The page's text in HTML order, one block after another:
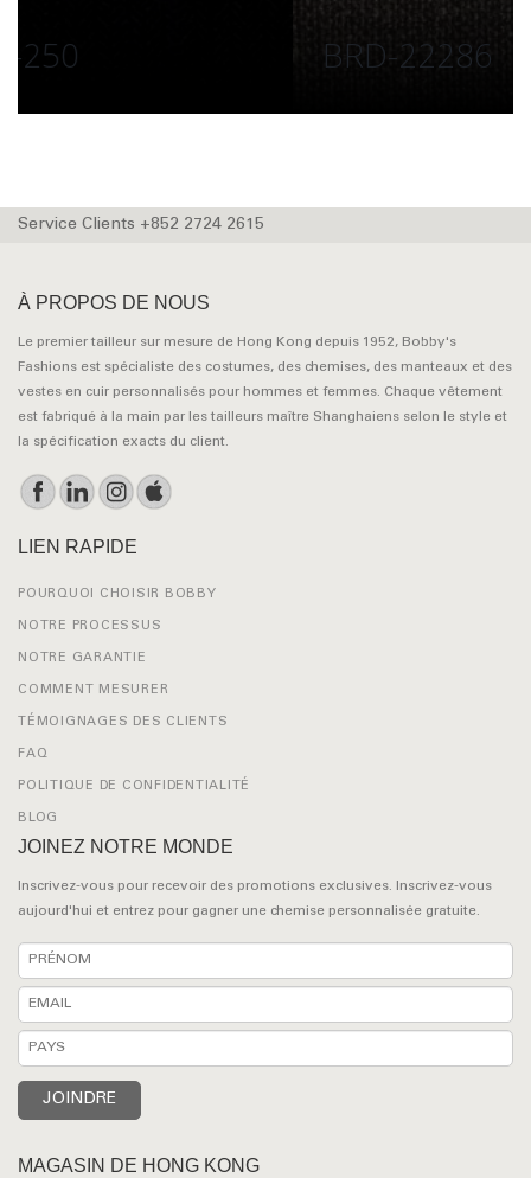
BRD-22286
Service Clients +852 2724 2615
À PROPOS DE NOUS
Le premier tailleur sur mesure de Hong Kong depuis 1952, Bobby's
Fashions est spécialiste des costumes, des chemises, des manteaux et des
vestes en cuir personnalisés pour hommes et femmes. Chaque vêtement
est fabriqué à la main par les tailleurs maître Shanghaiens selon le style et
la spécification exacts du client.
LIEN RAPIDE
POURQUOI CHOISIR BOBBY
NOTRE PROCESSUS
NOTRE GARANTIE
COMMENT MESURER
TÉMOIGNAGES DES CLIENTS
FAQ
POLITIQUE DE CONFIDENTIALITÉ
BLOG
JOINEZ NOTRE MONDE
Inscrivez-vous pour recevoir des promotions exclusives. Inscrivez-vous
aujourd'hui et entrez pour gagner une chemise personnalisée gratuite.
MAGASIN DE HONG KONG